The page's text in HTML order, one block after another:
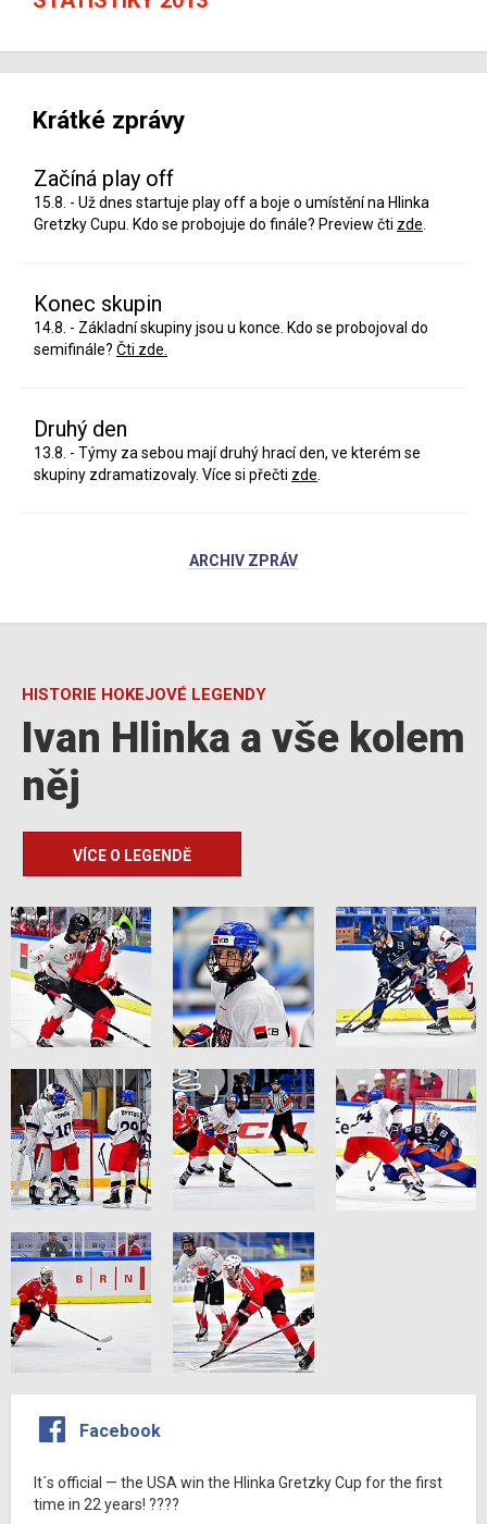
Krátké zprávy
Začíná play off
15.8. - Už dnes startuje play off a boje o umístění na Hlinka
Gretzky Cupu. Kdo se probojuje do finále? Preview čti zde
Konec skupin
14.8. - Základní skupiny jsou u konce. Kdo se probojoval do
semifinále? Čti zde.
Druhý den
13.8. - Týmy za sebou mají druhý hrací den, ve kterém se
skupiny zdramatizovaly. Více si přečti zde
ARCHIV ZPRÁV
HISTORIE HOKEJOVÉ LEGENDY
Ivan Hlinka a vše kolem
něj
VÍCE O LEGENDĚ
Facebook
It´s official — the USA win the Hlinka Gretzky Cup for the first
time in 22 years! ????